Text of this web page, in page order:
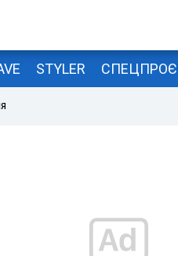
STYLER